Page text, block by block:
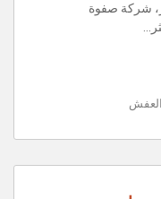
شركة صفوة